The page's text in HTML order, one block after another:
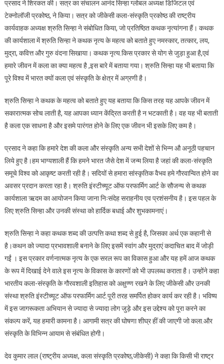
प्रसाद ने शिरकत की। सत्र का संचालन आनंद सिन्हा ग्लोबल अध्यक्ष डिजिटल एवं
टेक्नोलॉजी प्रकोष्ठ, ने किया। सत्र को जीकेसी कला-संस्कृति प्रकोष्ठ की राष्ट्रीय
कार्यवाहक अध्यक्ष श्रुति सिन्हा ने संबोधित किया, जो प्रतिष्ठित कथक नृत्यांगना हैं। कथक
की कार्यशाला में श्रुति सिन्हा ने कथक नृत्य के महत्व को बताते हुए नमस्कार, तत्कार, लय,
मुद्रा, कवित्त और गुरु वंदना सिखाया। कथक नृत्य.किस प्रकार से योग से जुड़ा हुआ है,एवं
हमारे जीवन में कला का क्या महत्व है ,इस बारे में बताया गया। श्रुति सिन्हा यह भी बताया कि
पूरे विश्व में भारत क्यों कला एवं संस्कृति के क्षेत्र में अग्रणी है।
श्रुति सिन्हा ने कथक के महत्व को बताते हुए यह बताया कि किस तरह यह आपके जीवन में
सकारात्मक सोच लाती है, यह आपका ध्यान केंद्रित करती है न भटकाती है। वह यह भी बताती
है कला एक साधना है और इसमे पारंगत होने के लिए एक जीवन भी इसके लिए कम है।
प्रसाद ने कहा कि हमारे देश की कला और संस्कृति अन्य सभी देशों से भिन्न औ अनूठी पहचान
लिये हुए है।हम भाग्यशाली हैं कि हमने भारत जैसे देश में जन्म लिया है जहां की कला-संस्कृति
समूचे विश्व को आकृष्ट करती रही है। सदियों से हमारा सांस्कृतिक वैभव हमे गौरवान्वित होने का
अवसर प्रदान करता रहा है। श्रुति इंस्टीच्यूट ऑफ परफार्मिग आर्ट के सौजन्य से कथक
कार्यशाला ऋदम का आयोजन किया जाना निःसंदेह सराहनीय एव प्रशंसनीय है। इस पहल के
लिए श्रुति सिन्हा और उनकी संस्था को हार्दिक बधाई और शुभकामनाएं।
श्रुति सिन्हा ने कहा कथक शब्‍द की उत्‍पत्ति कथा शब्‍द से हुई है, जिसका अर्थ एक कहानी से
है।कथन को ज्‍यादा प्रभावशाली बनाने के लिए इसमें स्‍वांग और मुद्राएं कदाचित बाद में जोड़ी
गईं । इस प्रकार वर्णनात्मक नृत्‍य के एक सरल रूप का विकास हुआ और यह हमें आज कथक
के रूप में दिखाई देने वाले इस नृत्‍य के विकास के कारणों को भी उपलब्‍ध कराता है। उन्होंने कहा
भारतीय कला-संस्कृति के गौरवशाली इतिहास को अक्षुण्ण रखने के लिए जीकेसी और उनकी
संस्था श्रुति इंस्टीच्यूट ऑफ परफार्मिग आर्ट.पूरी तरह समर्पित होकर कार्य कर रही है। भविष्य
में इस जागरूकता अभियान से ज्यादा से ज्यादा लोग जुड़े और इस उद्देश्य को पूरा करने का
संकल्प करें, यह हमारी कामना है। आगामी सत्र की घोषणा शीघ्र हीं की जाएगी जो कला.और
संस्कृति के विभिन्न आयाम से संबंधित होगी।
देव कुमार लाल (राष्ट्रीय अध्यक्ष, कला संस्कृति प्रकोष्ठ,जीकेसी) ने कहा कि किसी भी राष्ट्र